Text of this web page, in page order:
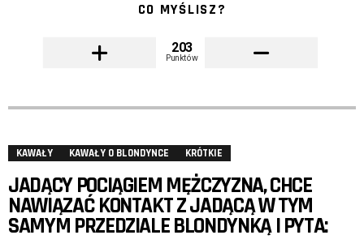
CO MYŚLISZ?
203
Punktów
KAWAŁY KAWAŁY O BLONDYNCE KRÓTKIE
JADĄCY POCIĄGIEM MĘŻCZYZNA, CHCE
NAWIĄZAĆ KONTAKT Z JADĄCĄ W TYM
SAMYM PRZEDZIALE BLONDYNKĄ I PYTA: